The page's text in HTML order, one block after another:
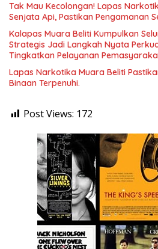
Tak Mau Kecolongan! Lapas
Senjata Api, Pastikan Pengamanan
Kalapas Muara Beliti Kumpulkan
Strategis Jadi Langkah Nyata
Tingkatkan Pelayanan
Lapas Narkotika Muara Beliti
Binaan Terpenuhi.
Post Views: 172